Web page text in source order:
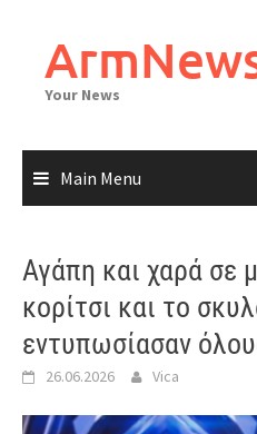
content
Your News
Main Menu
Αγάπη και χαρά σε
κορίτσι και το
εντυπωσίασαν
26.06.2026 Vica